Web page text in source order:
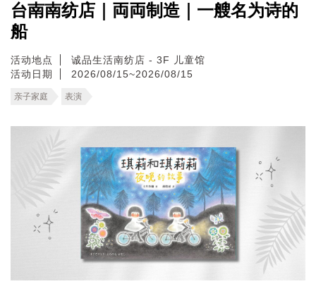
台南南纺店｜両両制造｜一艘名为诗的
船
活动地点
诚品生活南纺店 - 3F 儿童馆
活动日期
2026/08/15~2026/08/15
亲子家庭 表演